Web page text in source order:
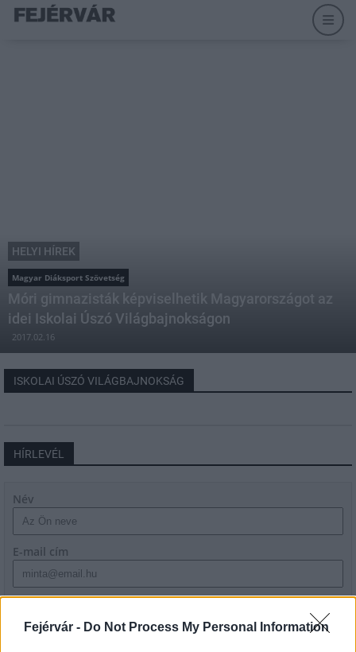
Fejérvár - Do Not Process My Personal Information
HELYI HÍREK
Magyar Diáksport Szövetség
Móri gimnazisták képviselhetik Magyarországot az
idei Iskolai Úszó Világbajnokságon
2017.02.16
ISKOLAI ÚSZÓ VILÁGBAJNOKSÁG
HÍRLEVÉL
Név
E-mail cím
szabályzatot!